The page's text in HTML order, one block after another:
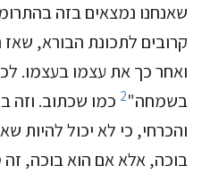
שאנחנו נמצאים בזה
קרובים לתכונת הבורא, שאז
ואחר כך את עצמו בעצמו.
בשמחה"2 כמו שכתוב. וזה
והכרחי, כי לא יכול להיות
בוכה, אלא אם הוא בוכה, זה